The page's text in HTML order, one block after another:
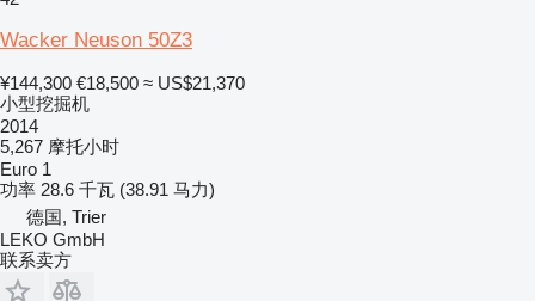
Wacker Neuson 50Z3
¥144,300 €18,500 ≈ US$21,370
小型挖掘机
2014
5,267 摩托小时
Euro 1
功率 28.6 千瓦 (38.91 马力)
德国, Trier
LEKO GmbH
联系卖方